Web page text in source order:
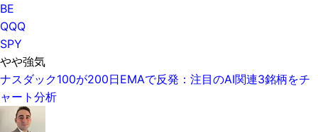
BE
QQQ
SPY
やや強気
ナスダック100が200日EMAで反発：注目のAI関連3銘柄をチ
ャート分析